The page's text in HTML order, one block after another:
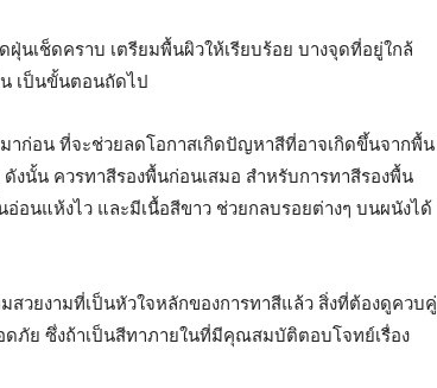
นเช็ดคราบ เตรียมพื้นผิวให้เรียบร้อย บางจุดที่อยู่ใกล้
เป็นขั้นตอนถัดไป
ก่อน ที่จะช่วยลดโอกาสเกิดปัญหาสีที่อาจเกิดขึ้นจากพื้น
งนั้น ควรทาสีรองพื้นก่อนเสมอ สำหรับการทาสีรองพื้น
อนแห้งไว และมีเนื้อสีขาว ช่วยกลบรอยต่างๆ บนผนังได้
วยงามที่เป็นหัวใจหลักของการทาสีแล้ว สิ่งที่ต้องดูควบคู่
ภัย ซึ่งถ้าเป็นสีทาภายในที่มีคุณสมบัติตอบโจทย์เรื่อง